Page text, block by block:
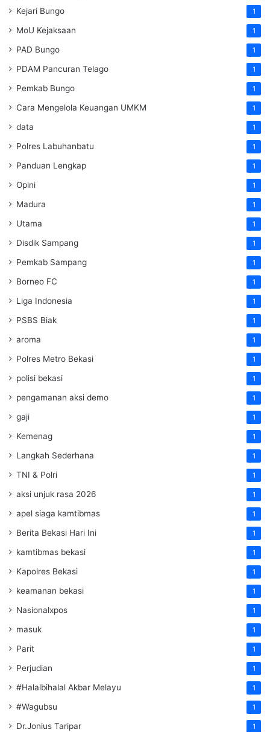
Kejari Bungo 1
MoU Kejaksaan 1
PAD Bungo 1
PDAM Pancuran Telago 1
Pemkab Bungo 1
Cara Mengelola Keuangan UMKM 1
data 1
Polres Labuhanbatu 1
Panduan Lengkap 1
Opini 1
Madura 1
Utama 1
Disdik Sampang 1
Pemkab Sampang 1
Borneo FC 1
Liga Indonesia 1
PSBS Biak 1
aroma 1
Polres Metro Bekasi 1
polisi bekasi 1
pengamanan aksi demo 1
gaji 1
Kemenag 1
Langkah Sederhana 1
TNI & Polri 1
aksi unjuk rasa 2026 1
apel siaga kamtibmas 1
Berita Bekasi Hari Ini 1
kamtibmas bekasi 1
Kapolres Bekasi 1
keamanan bekasi 1
Nasionalxpos 1
masuk 1
Parit 1
Perjudian 1
#Halalbihalal Akbar Melayu 1
#Wagubsu 1
Dr.Jonius Taripar 1